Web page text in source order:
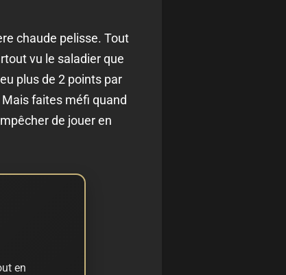
chaude pelisse. Tout
vu le saladier que
plus de 2 points par
faites méfi quand
de jouer en
en